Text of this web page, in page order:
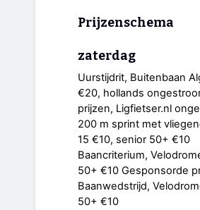
Prijzenschema
zaterdag
Uurstijdrit, Buitenbaan
€20, hollands
prijzen, Ligfietser.nl
200 m sprint met
15 €10, senior 50+ €10
Baancriterium,
50+ €10 Gesponsorde
Baanwedstrijd,
50+ €10